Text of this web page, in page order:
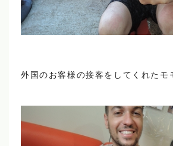
外国のお客様の接客をしてくれたモ